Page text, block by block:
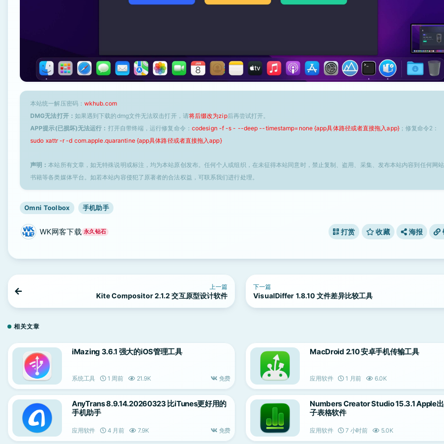
本站统一解压密码： wkhub.com
DMG无法打开： 如果遇到下载的dmg文件无法双击打开，请将后缀改为zip后再尝试打开。
APP提示(已损坏)无法运行： 打开自带终端，运行修复命令： codesign -f -s - --deep --timestamp=none {app具体路径或者直接拖入app}；修复命令2：
sudo xattr -r -d com.apple.quarantine {app具体路径或者直接拖入app}
声明：本站所有文章，如无特殊说明或标注，均为本站原创发布。任何个人或组织，在未征得本站同意时，禁止复制、盗用、采集、发布本站内容到任何网
书籍等各类媒体平台。如若本站内容侵犯了原著者的合法权益，可联系我们进行处理。
Omni Toolbox 手机助手
WK网客下载 永久钻石 打赏 收藏 海报
上一篇
Kite Compositor 2.1.2 交互原型设计软件
下一篇
VisualDiffer 1.8.10 文件差异比较工具
相关文章
iMazing 3.6.1 强大的iOS管理工具
系统工具 1 周前 21.9K 免费
MacDroid 2.10 安卓手机传输工具
应用软件 1 月前 6.0K
AnyTrans 8.9.14.20260323 比iTunes更好用的
手机助手
应用软件 4 月前 7.9K 免费
Numbers Creator Studio 15.3.1 Apple
子表格软件
应用软件 7 小时前 5.0K